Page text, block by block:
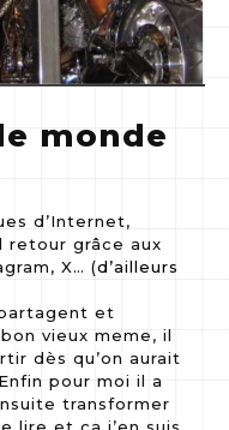
monde
d’Internet,
retour grâce aux
X… (d’ailleurs
et
vieux meme, il
dès qu’on aurait
pour moi il a
transformer
site WTF de
Draw !
Meilleurs
et
pour
en 2025